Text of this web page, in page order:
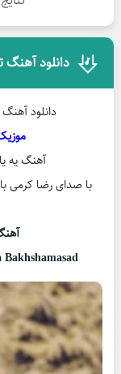
دانلود آهنگ
دانلود
آهنگ یه